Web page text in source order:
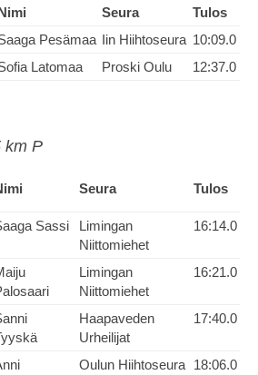
Seura
Tulos
Pesämaa Iin Hiihtoseura 10:09.0
Latomaa Proski Oulu 12:37.0
km P
Seura Tulos
Sassi
Limingan
Niittomiehet
16:14.0
Limingan
Niittomiehet
16:21.0
Haapaveden
Urheilijat
17:40.0
Oulun Hiihtoseura 18:06.0